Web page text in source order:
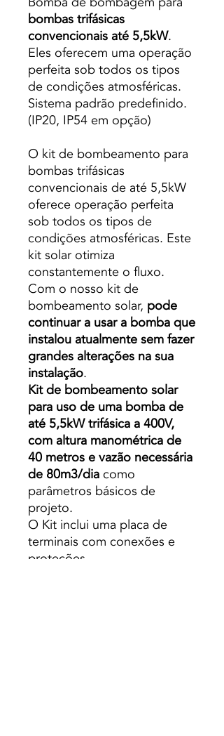
bombas trifásicas
convencionais até 5,5kW.
Eles oferecem uma operação
perfeita sob todos os tipos
de condições atmosféricas.
Sistema padrão predefinido.
(IP20, IP54 em opção)
O kit de bombeamento para
bombas trifásicas
convencionais de até 5,5kW
oferece operação perfeita
sob todos os tipos de
condições atmosféricas. Este
kit solar otimiza
constantemente o fluxo.
Com o nosso kit de
bombeamento solar, pode
continuar a usar a bomba que
instalou atualmente sem fazer
grandes alterações na sua
instalação.
Kit de bombeamento solar
para uso de uma bomba de
até 5,5kW trifásica a 400V,
com altura manométrica de
40 metros e vazão necessária
de 80m3/dia como
parâmetros básicos de
projeto.
O Kit inclui uma placa de
terminais com conexões e
proteções.